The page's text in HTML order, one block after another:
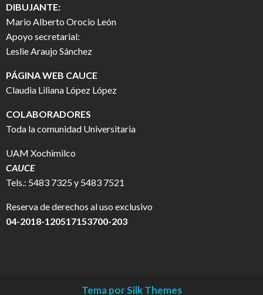
DIBUJANTE:
Mario Alberto Orocio León
Apoyo secretarial:
Leslie Araujo Sánchez
PÁGINA WEB CAUCE
Claudia Liliana López López
COLABORADORES
Toda la comunidad Universitaria
UAM Xochimilco
CAUCE
Tels.: 5483 7325 y 5483 7521
Reserva de derechos al uso exclusivo
04-2018-120517153700-203
Tema por Silk Themes